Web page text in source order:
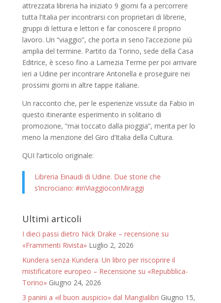
attrezzata libreria ha iniziato 9 giorni fa a percorrere
tutta l’Italia per incontrarsi con proprietari di librerie,
gruppi di lettura e lettori e far conoscere il proprio
lavoro. Un “viaggio”, che porta in seno l’accezione più
amplia del termine. Partito da Torino, sede della Casa
Editrice, è sceso fino a Lamezia Terme per poi arrivare
ieri a Udine per incontrare Antonella e proseguire nei
prossimi giorni in altre tappe italiane.
Un racconto che, per le esperienze vissute da Fabio in
questo itinerante esperimento in solitario di
promozione, “mai toccato dalla pioggia”, merita per lo
meno la menzione del Giro d’Italia della Cultura.
QUI l’articolo originale:
Libreria Einaudi di Udine. Due storie che
s’incrociano: #inViaggioconMiraggi
Ultimi articoli
I dieci passi dietro Nick Drake – recensione su
«Frammenti Rivista» Luglio 2, 2026
Kundera senza Kundera. Un libro per riscoprire il
mistificatore europeo – Recensione su «Repubblica-
Torino» Giugno 24, 2026
3 panini a «il buon auspicio» dal Mangialibri Giugno 15,